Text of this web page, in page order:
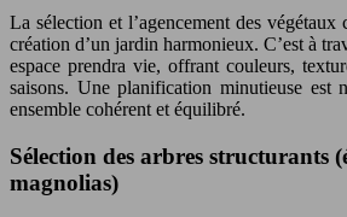
La sélection et l’agencement des
création d’un jardin harmonieux. C’est à
espace prendra vie, offrant couleurs,
saisons. Une planification minutieuse est
ensemble cohérent et équilibré.
Sélection des arbres structurants
magnolias)